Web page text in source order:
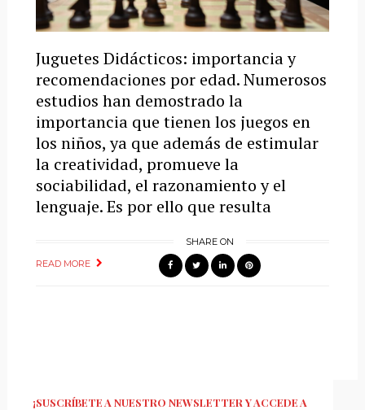
Juguetes Didácticos: importancia y
recomendaciones por edad. Numerosos
estudios han demostrado la
importancia que tienen los juegos en
los niños, ya que además de estimular
la creatividad, promueve la
sociabilidad, el razonamiento y el
lenguaje. Es por ello que resulta
READ MORE
SHARE ON
¡SUSCRÍBETE A NUESTRO NEWSLETTER Y ACCEDE A